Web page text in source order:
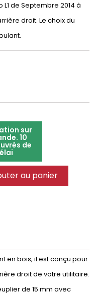
de Septembre 2014 à
droit. Le choix du
sur
10
de
au panier
en bois, il est conçu pour
droit de votre utilitaire.
de 15 mm avec